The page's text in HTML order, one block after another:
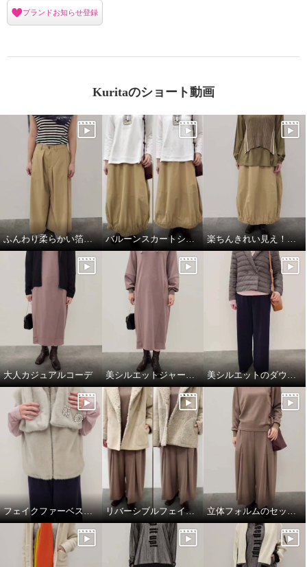
ブランドお知らせ登録
Kuritaのショート動画
ふんわり柔らかい箔プリントストール バルーンスカートシルエット比較 楽ちんきれい見え！春コーデ
大人カジュアルコーデ 美シルエットジャージーワンピース 美シルエットのダウンジャケット
フェイクファーベスト&マフラー リバーシブルフェイクムートンコート 立体フォルムのセットアップコーデ